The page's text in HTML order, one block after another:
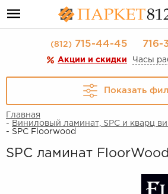
(812)715-44-45 716-
Акции и скидки Часы
Показать
Главная
- Виниловый ламинат, SPC и кварц
- SPC Floorwood
SPC ламинат FloorWood